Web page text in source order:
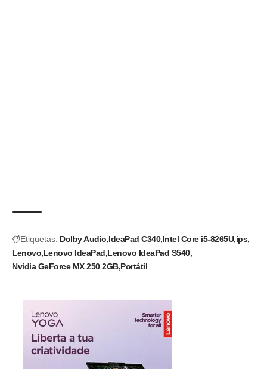
Etiquetas: Dolby Audio IdeaPad C340 Intel Core i5-8265U ips
Lenovo Lenovo IdeaPad Lenovo IdeaPad S540
Nvidia GeForce MX 250 2GB Portátil